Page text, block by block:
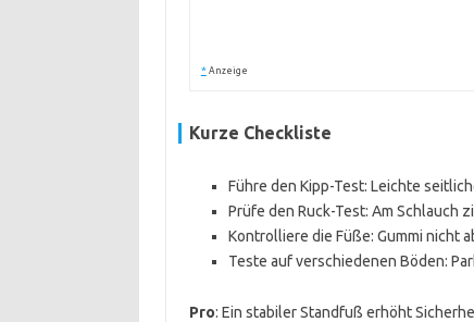
* Anzeige
Kurze Checkliste
Führe den Kipp-Test: Leichte
Prüfe den Ruck-Test: Am Schlauch
Kontrolliere die Füße: Gummi nicht
Teste auf verschiedenen Böden:
Pro: Ein stabiler Standfuß erhöht